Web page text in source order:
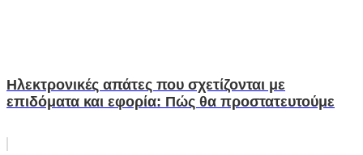
Ηλεκτρονικές απάτες που σχετίζονται με
επιδόματα και εφορία: Πώς θα προστατευτούμε